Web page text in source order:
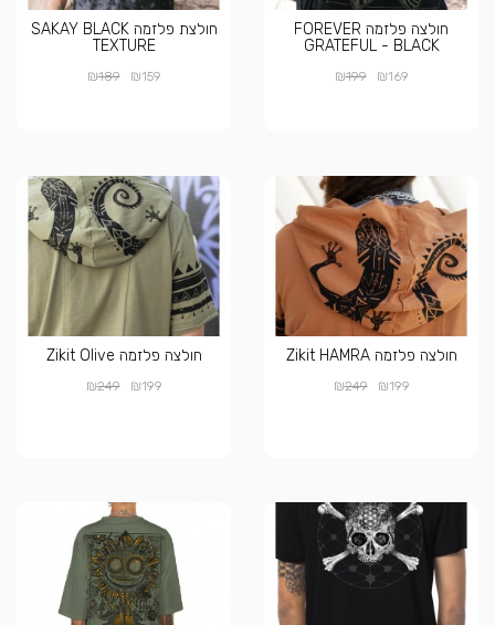
חולצה פלזמה FOREVER
GRATEFUL - BLACK
₪169
₪199
חולצת פלזמה SAKAY BLACK
TEXTURE
₪159
₪189
חולצה פלזמה Zikit HAMRA
₪199
₪249
חולצה פלזמה Zikit Olive
₪199
₪249